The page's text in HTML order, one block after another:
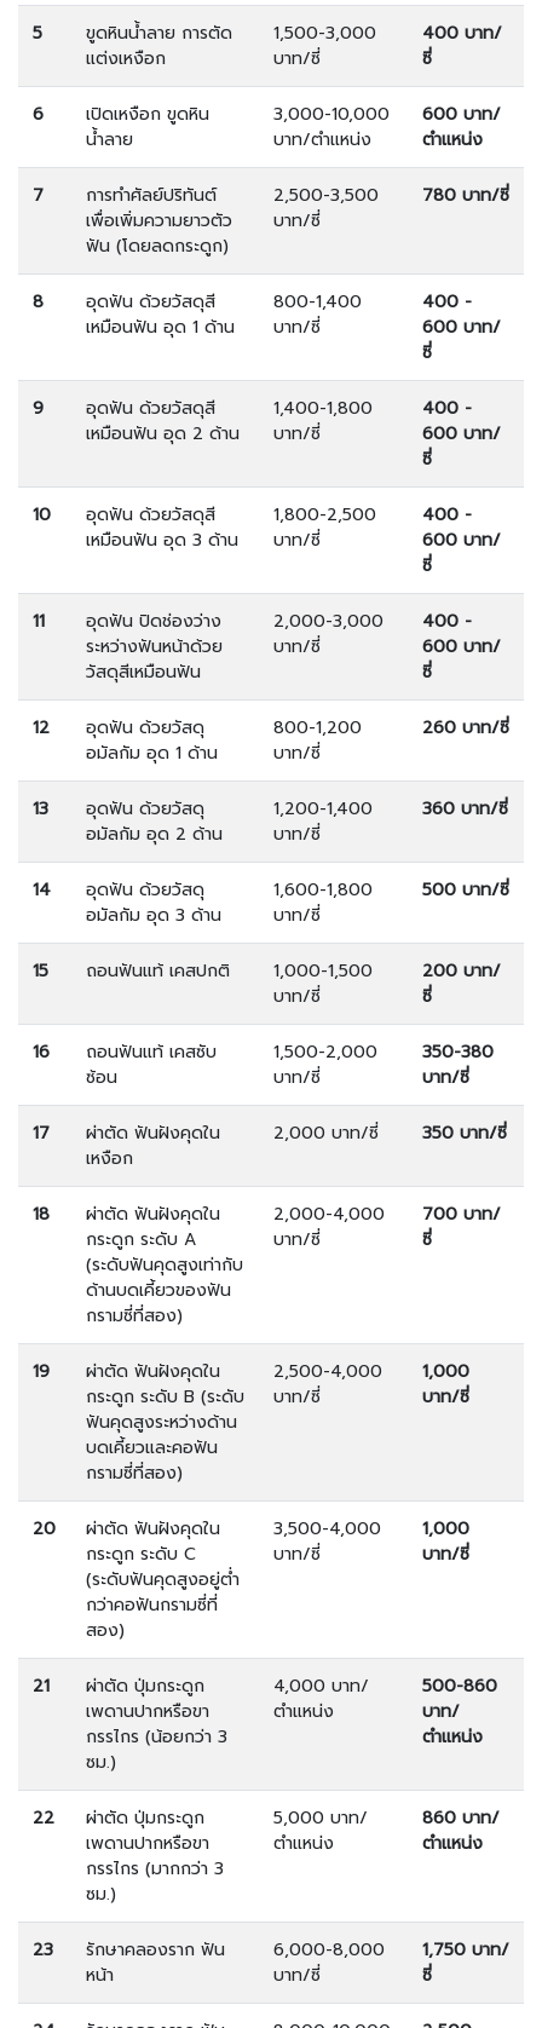
5
ขูดหินน้ำลาย การตัด
แต่งเหงือก
1,500-3,000
บาท/ซี่
400 บาท/
ซี่
6
เปิดเหงือก ขูดหิน
น้ำลาย
3,000-10,000
บาท/ตำแหน่ง
600 บาท/
ตำแหน่ง
7
การทำศัลย์ปริทันต์
เพื่อเพิ่มความยาวตัว
ฟัน (โดยลดกระดูก)
2,500-3,500
บาท/ซี่
780 บาท/ซี่
8
อุดฟัน ด้วยวัสดุสี
เหมือนฟัน อุด 1 ด้าน
800-1,400
บาท/ซี่
400 -
600 บาท/
ซี่
9
อุดฟัน ด้วยวัสดุสี
เหมือนฟัน อุด 2 ด้าน
1,400-1,800
บาท/ซี่
400 -
600 บาท/
ซี่
10
อุดฟัน ด้วยวัสดุสี
เหมือนฟัน อุด 3 ด้าน
1,800-2,500
บาท/ซี่
400 -
600 บาท/
ซี่
11
อุดฟัน ปิดช่องว่าง
ระหว่างฟันหน้าด้วย
วัสดุสีเหมือนฟัน
2,000-3,000
บาท/ซี่
400 -
600 บาท/
ซี่
12
อุดฟัน ด้วยวัสดุ
อมัลกัม อุด 1 ด้าน
800-1,200
บาท/ซี่
260 บาท/ซี่
13
อุดฟัน ด้วยวัสดุ
อมัลกัม อุด 2 ด้าน
1,200-1,400
บาท/ซี่
360 บาท/ซี่
14
อุดฟัน ด้วยวัสดุ
อมัลกัม อุด 3 ด้าน
1,600-1,800
บาท/ซี่
500 บาท/ซี่
15 ถอนฟันแท้ เคสปกติ
1,000-1,500
บาท/ซี่
200 บาท/
ซี่
16
ถอนฟันแท้ เคสซับ
ซ้อน
1,500-2,000
บาท/ซี่
350-380
บาท/ซี่
17
ผ่าตัด ฟันฝังคุดใน
เหงือก
2,000 บาท/ซี่ 350 บาท/ซี่
18
ผ่าตัด ฟันฝังคุดใน
กระดูก ระดับ A
(ระดับฟันคุดสูงเท่ากับ
ด้านบดเคี้ยวของฟัน
กรามซี่ที่สอง)
2,000-4,000
บาท/ซี่
700 บาท/
ซี่
19
ผ่าตัด ฟันฝังคุดใน
กระดูก ระดับ B (ระดับ
ฟันคุดสูงระหว่างด้าน
บดเคี้ยวและคอฟัน
กรามซี่ที่สอง)
2,500-4,000
บาท/ซี่
1,000
บาท/ซี่
20
ผ่าตัด ฟันฝังคุดใน
กระดูก ระดับ C
(ระดับฟันคุดสูงอยู่ต่ำ
กว่าคอฟันกรามซี่ที่
สอง)
3,500-4,000
บาท/ซี่
1,000
บาท/ซี่
21
ผ่าตัด ปุ่มกระดูก
เพดานปากหรือขา
กรรไกร (น้อยกว่า 3
ซม.)
4,000 บาท/
ตำแหน่ง
500-860
บาท/
ตำแหน่ง
22
ผ่าตัด ปุ่มกระดูก
เพดานปากหรือขา
กรรไกร (มากกว่า 3
ซม.)
5,000 บาท/
ตำแหน่ง
860 บาท/
ตำแหน่ง
23
รักษาคลองราก ฟัน
หน้า
6,000-8,000
บาท/ซี่
1,750 บาท/
ซี่